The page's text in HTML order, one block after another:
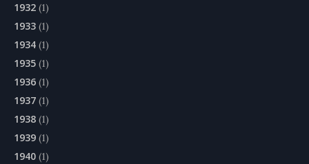
1932 (1)
1933 (1)
1934 (1)
1935 (1)
1936 (1)
1937 (1)
1938 (1)
1939 (1)
1940 (1)